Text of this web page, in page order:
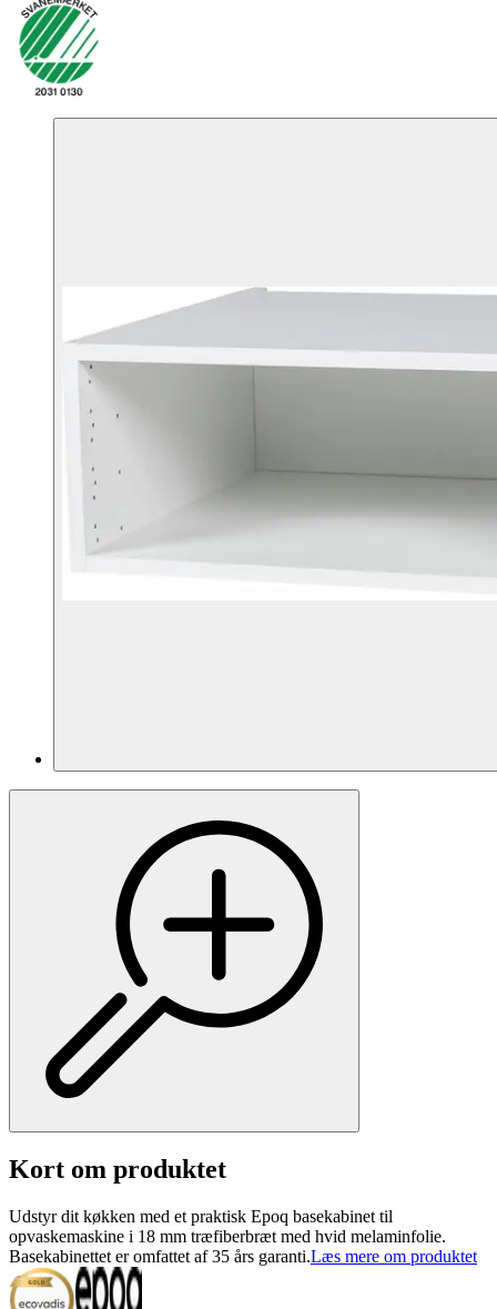
Kort om produktet
Udstyr dit køkken med et praktisk Epoq basekabinet til
opvaskemaskine i 18 mm træfiberbræt med hvid melaminfolie.
Basekabinettet er omfattet af 35 års garanti.Læs mere om produktet